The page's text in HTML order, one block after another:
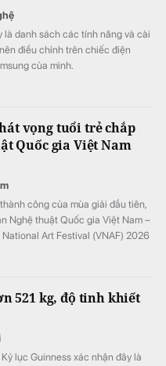
là danh sách các tính năng và cài
điều chỉnh trên chiếc điện
của mình.
vọng tuổi trẻ chắp
Quốc gia Việt Nam
công của mùa giải đầu tiên,
Nghệ thuật Quốc gia Việt Nam –
Art Festival (VNAF) 2026
521 kg, độ tinh khiết
lục Guinness xác nhận đây là